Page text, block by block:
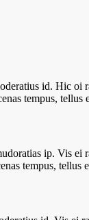
id. Hic oi
tempus, tellus
ip. Vis ei
tempus, tellus